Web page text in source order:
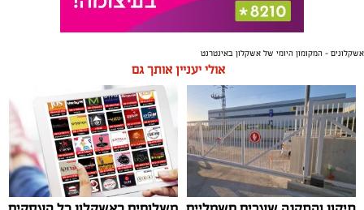
אשקלונים - המקומון היומי של אשקלון באינטרנט
אולי יעניין אותך גם